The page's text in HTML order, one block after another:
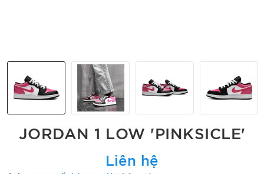
JORDAN 1 LOW 'PINKSICLE'
Liên hệ